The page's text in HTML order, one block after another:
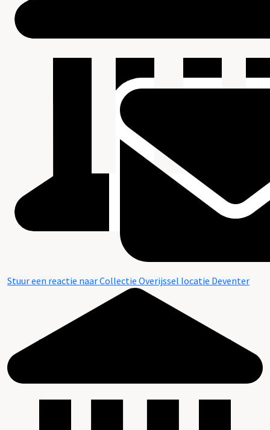
Stuur een reactie naar Collectie Overijssel locatie Deventer